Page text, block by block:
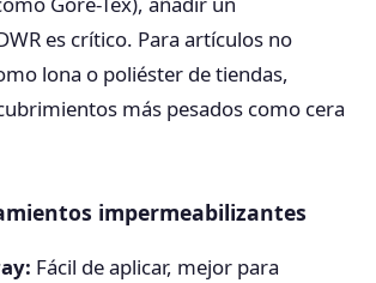
es crítico. Para artículos no
lona o poliéster de tiendas,
más pesados como cera
impermeabilizantes
Fácil de aplicar, mejor para